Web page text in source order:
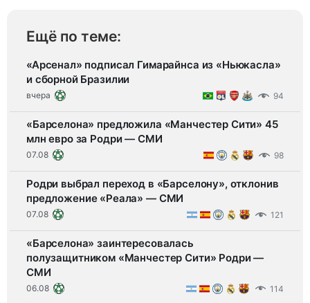
Ещё по теме:
«Арсенал» подписал Гимарайнса из «Ньюкасла»
и сборной Бразилии
вчера 94
«Барселона» предложила «Манчестер Сити» 45
млн евро за Родри — СМИ
07.08 98
Родри выбрал переход в «Барселону», отклонив
предложение «Реала» — СМИ
07.08 121
«Барселона» заинтересовалась
полузащитником «Манчестер Сити» Родри —
СМИ
06.08 114